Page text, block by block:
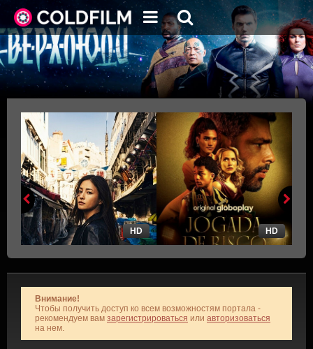
HD HD
Внимание!
Чтобы получить доступ ко всем возможностям портала -
рекомендуем вам зарегистрироваться или авторизоваться
на нем.